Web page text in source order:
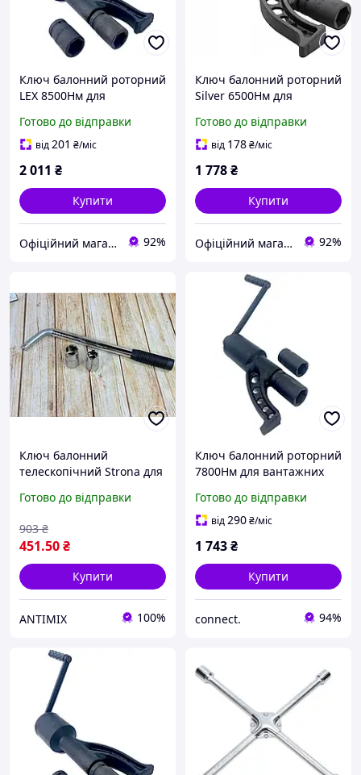
Ключ балонний роторний
LEX 8500Нм для
(XT005)
Готово до відправки
від201 ₴/міс
2 011 ₴
Купити
Офіційний магазин Kraft&Dele🛠 92%
Ключ балонний роторний
Silver 6500Нм для
S11660
Готово до відправки
від 178₴/міс
1 778₴
Купити
Офіційний магазин Kraft&Dele🛠 92%
Ключ балонний
телескопічний Strona для
двома головками 17 19 21
Готово до відправки
451.50₴
903 ₴
Купити
ANTIMIX 100%
Ключ балонний роторний
7800Нм для вантажних
Готово до відправки
від290₴/міс
1 743₴
Купити
connect. 94%